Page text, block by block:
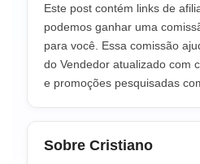
Este post contém links de
podemos ganhar uma
para você. Essa comissão
do Vendedor atualizado com
e promoções pesquisadas
Sobre Cristiano